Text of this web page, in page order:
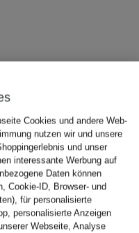
Cookies und andere Web-
nutzen wir und unsere
und unser
interessante Werbung auf
Daten können
Cookie-ID, Browser- und
für personalisierte
personalisierte Anzeigen
Webseite, Analyse